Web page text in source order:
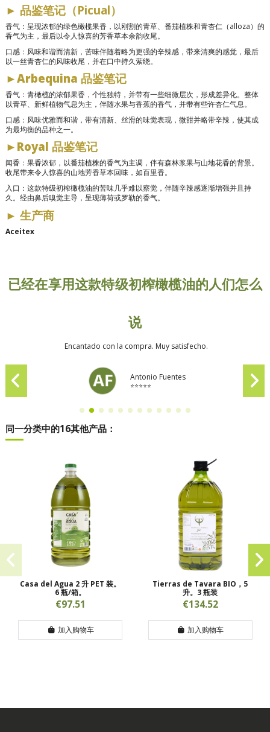
► 品鉴笔记（Picual）
香气：呈现浓郁的绿色橄榄果香，以刚割的青草、番茄植株和青杏仁（alloza）的
香气为主，最后以令人惊喜的芳香草本余韵收尾。
口感：风味和谐而清新，苦味伴随着略为更强的辛辣感，带来清爽的感觉，最后
以一丝青杏仁的风味收尾，并在口中持久萦绕。
►Arbequina 品鉴笔记
香气：青橄榄的浓郁果香，个性独特，并带有一些细微层次，形成差异化。整体
以青草、新鲜植物气息为主，伴随水果与香蕉的香气，并带有些许杏仁气息。
口感：风味优雅而和谐，带有清新、丝滑的味觉表现，微甜并略带辛辣，使其成
为最均衡的品种之一。
► Royal 品鉴笔记
闻香：果香浓郁，以番茄植株的香气为主调，伴有森林浆果与山地花香的背景。
收尾带来令人惊喜的山地芳香草本回味，如百里香。
入口：这款特级初榨橄榄油的苦味几乎难以察觉，伴随辛辣感逐渐增强并且持
久。经由鼻后嗅觉主导，呈现薄荷或罗勒的香气。
► 生产商
Aceitex
已经在享用这款特级初榨橄榄油的人们怎么
说
Encantado con la compra. Muy satisfecho.
Antonio Fuentes
⭐⭐⭐⭐⭐
同一分类中的16其他产品：
Casa del Agua 2 升 PET 装。
6 瓶/箱。
€97.51
加入购物车
Tierras de Tavara BIO，5
升。3 瓶装
€134.52
加入购物车